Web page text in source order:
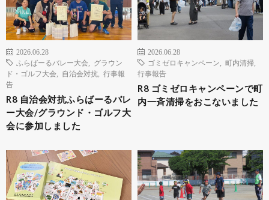
2026.06.28
ふらばーるバレー大会
グラウン
ド・ゴルフ大会
自治会対抗
行事報
告
R8 自治会対抗ふらばーるバレ
ー大会/グラウンド・ゴルフ大
会に参加しました
2026.06.28
ゴミゼロキャンペーン
町内清掃
行事報告
R8 ゴミゼロキャンペーンで町
内一斉清掃をおこないました